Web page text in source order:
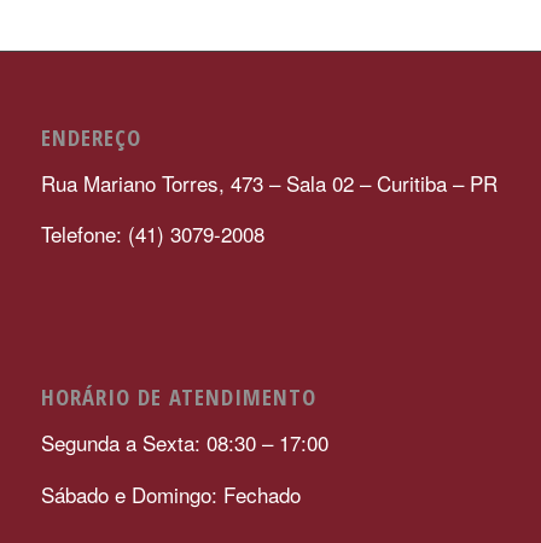
ENDEREÇO
Rua Mariano Torres, 473 – Sala 02 – Curitiba – PR
Telefone: (41) 3079-2008
HORÁRIO DE ATENDIMENTO
Segunda a Sexta: 08:30 – 17:00
Sábado e Domingo: Fechado